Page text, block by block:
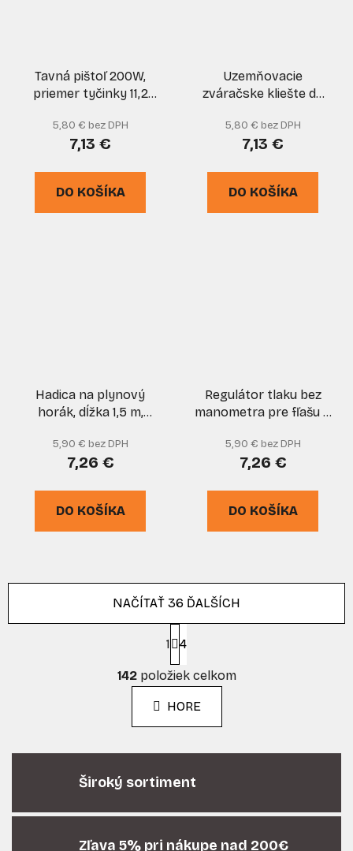
Tavná pištoľ 200W,
priemer tyčinky 11,2
5,80 € bez DPH
7,13 €
DO KOŠÍKA
Uzemňovacie
zváračske kliešte do
5,80 € bez DPH
7,13 €
DO KOŠÍKA
Hadica na plynový
horák, dĺžka 1,5 m,
5,90 € bez DPH
7,26 €
DO KOŠÍKA
Regulátor tlaku bez
manometra pre fľašu 11
mm, PRO-TECHNIK
5,90 € bez DPH
7,26 €
DO KOŠÍKA
O
v
l
á
d
a
i
p
r
NAČÍTAŤ 36 ĎALŠÍCH
S
t
r
á
n
k
a
i
1 4
142položiek celkom
HORE
Široký sortiment
Zľava 5% pri nákupe nad 200€